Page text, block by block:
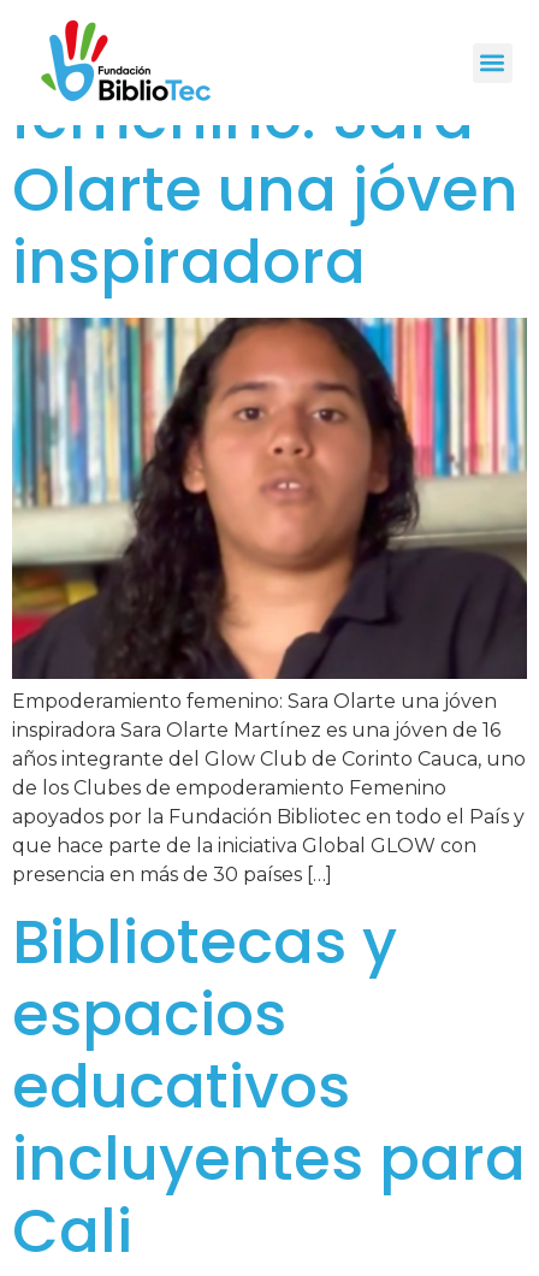
femenino: Sara
Olarte una jóven
inspiradora
Empoderamiento femenino: Sara Olarte una jóven
inspiradora Sara Olarte Martínez es una jóven de 16
años integrante del Glow Club de Corinto Cauca, uno
de los Clubes de empoderamiento Femenino
apoyados por la Fundación Bibliotec en todo el País y
que hace parte de la iniciativa Global GLOW con
presencia en más de 30 países […]
Bibliotecas y
espacios
educativos
incluyentes para
Cali